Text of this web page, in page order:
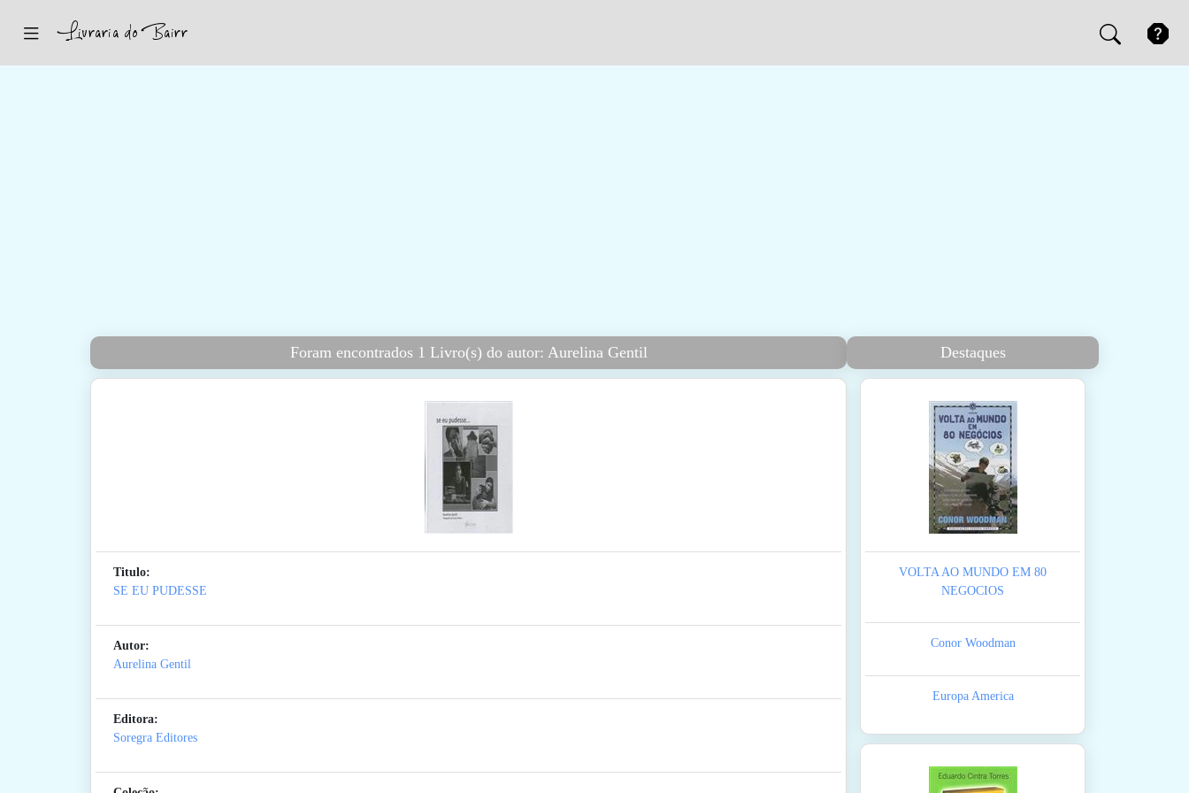
Foram encontrados 1 Livro(s) do autor: Aurelina Gentil
Titulo:
SE EU PUDESSE
Autor:
Aurelina Gentil
Editora:
Soregra Editores
Destaques
VOLTA AO MUNDO EM 80
NEGOCIOS
Conor Woodman
Europa America